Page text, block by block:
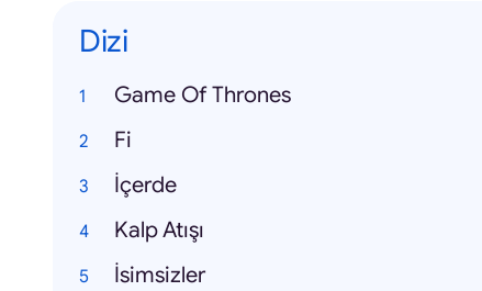
Dizi
Game Of Thrones
Fi
İçerde
Kalp Atışı
İsimsizler